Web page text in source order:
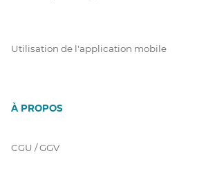
Utilisation de l'application mobile
À PROPOS
CGU / GGV